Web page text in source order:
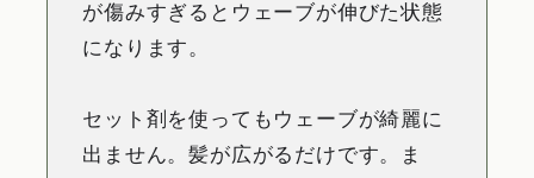
が傷みすぎるとウェーブが伸びた状態
になります。
セット剤を使ってもウェーブが綺麗に
出ません。髪が広がるだけです。ま